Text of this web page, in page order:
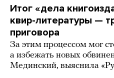
Итог «дела
квир-литературы —
приговора
За этим процессом мог
а избежать новых
Мединский, выяснила